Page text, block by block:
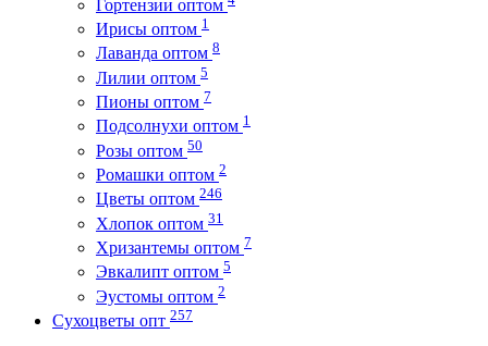
Гортензии оптом
Ирисы оптом 1
Лаванда оптом 8
Лилии оптом 5
Пионы оптом 7
Подсолнухи оптом 1
Розы оптом 50
Ромашки оптом 2
Цветы оптом 246
Хлопок оптом 31
Хризантемы оптом 7
Эвкалипт оптом 5
Эустомы оптом 2
Сухоцветы опт 257